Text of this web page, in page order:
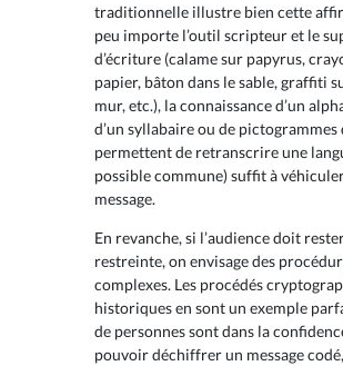
traditionnelle illustre bien cette
peu importe l’outil scripteur et le
d’écriture (calame sur papyrus,
papier, bâton dans le sable, graffiti
mur, etc.), la connaissance d’un
d’un syllabaire ou de pictogrammes
permettent de retranscrire une
possible commune) suffit à
message.
En revanche, si l’audience doit
restreinte, on envisage des
complexes. Les procédés
historiques en sont un exemple
de personnes sont dans la
pouvoir déchiffrer un message